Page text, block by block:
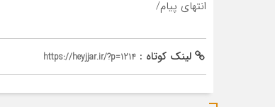
انتهای پیام/
لینک کوتاه : https://heyjjar.ir/?p=1214